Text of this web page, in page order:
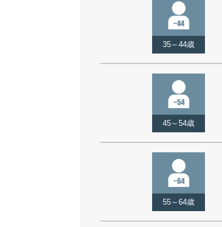
35～44歳
45～54歳
55～64歳